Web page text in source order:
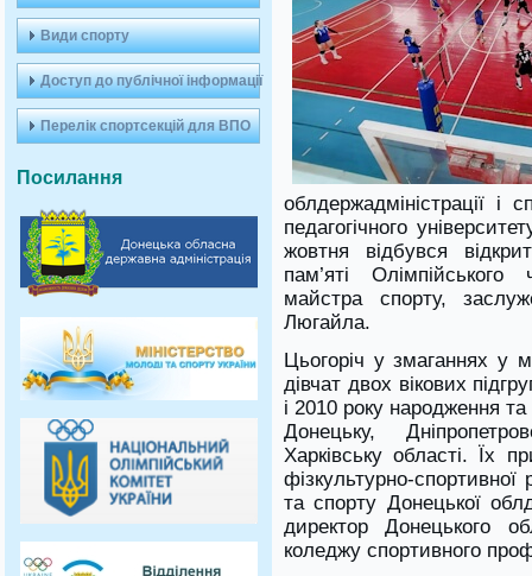
Види спорту
Доступ до публічної інформації
Перелік спортсекцій для ВПО
Посилання
облдержадміністрації і
педагогічного
жовтня відбувся
пам’яті
майстра спорту,
Люгайла.
Цьогоріч у змаганнях у
дівчат двох вікових
і 2010 року народження
Донецьку,
Харківську області. Їх
фізкультурно-спортивної
та спорту Донецької
директор Донецького
коледжу спортивного